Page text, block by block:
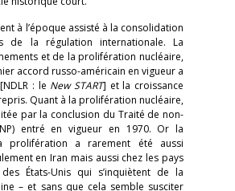
à l’époque assisté à la consolidation
de la régulation internationale. La
et de la prolifération nucléaire,
accord russo-américain en vigueur a
: le New START] et la croissance
Quant à la prolifération nucléaire,
par la conclusion du Traité de non-
entré en vigueur en 1970. Or la
prolifération a rarement été aussi
en Iran mais aussi chez les pays
États-Unis qui s’inquiètent de la
– et sans que cela semble susciter